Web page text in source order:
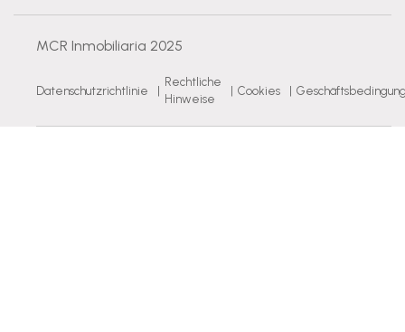
MCR Inmobiliaria 2025
Datenschutzrichtlinie |
Rechtliche
Hinweise
| Cookies |